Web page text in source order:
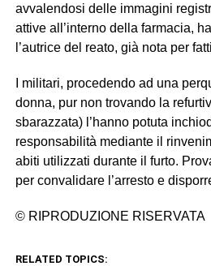
avvalendosi delle immagini
attive all’interno della farmacia,
l’autrice del reato, già nota per
I militari, procedendo ad una
donna, pur non trovando la
sbarazzata) l’hanno potuta
responsabilità mediante il
abiti utilizzati durante il furto.
per convalidare l’arresto e
© RIPRODUZIONE RISERVATA
RELATED TOPICS: